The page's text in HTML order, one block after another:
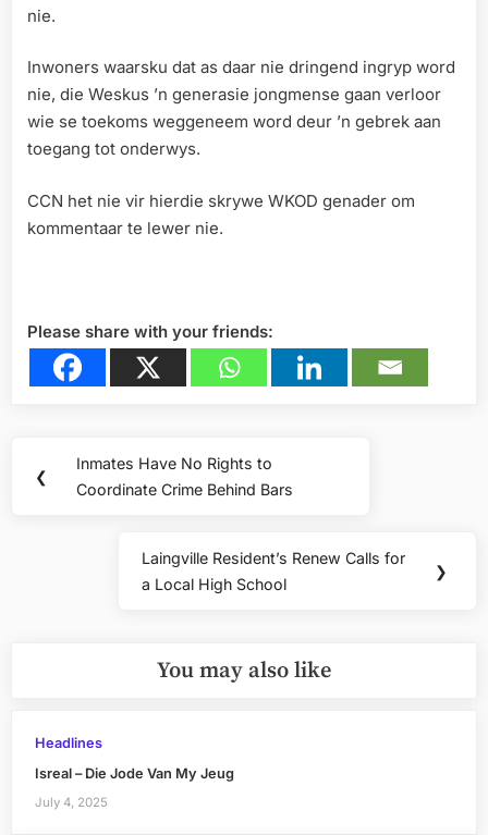
nie.
Inwoners waarsku dat as daar nie dringend ingryp word
nie, die Weskus ’n generasie jongmense gaan verloor
wie se toekoms weggeneem word deur ’n gebrek aan
toegang tot onderwys.
CCN het nie vir hierdie skrywe WKOD genader om
kommentaar te lewer nie.
Please share with your friends:
navigation
❮
Previous
Post:
Inmates Have No Rights to
Coordinate Crime Behind Bars
Next
Post:
Laingville Resident’s Renew Calls for
a Local High School
❯
You may also like
Headlines
Isreal – Die Jode Van My Jeug
July 4, 2025